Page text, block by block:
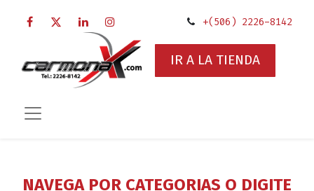
+(506) 2226-8142
IR A LA TIENDA
NAVEGA POR CATEGORIAS O DIGITE